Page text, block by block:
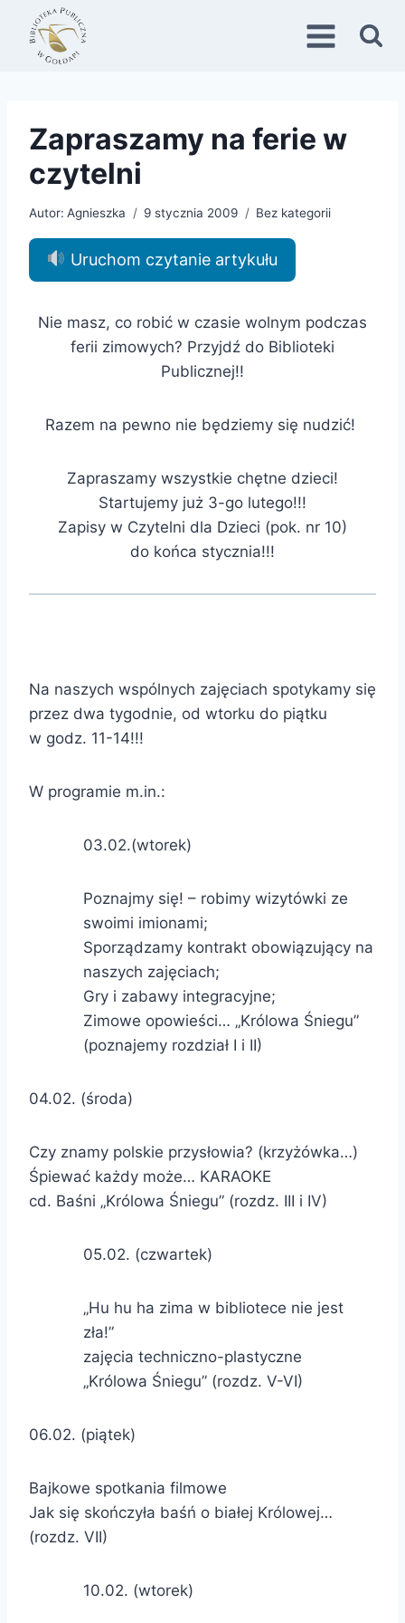
Przejdź
treści
Zapraszamy na ferie w
czytelni
Autor: Agnieszka 9 stycznia 2009 Bez kategorii
Uruchom czytanie artykułu
Nie masz, co robić w czasie wolnym podczas
ferii zimowych? Przyjdź do Biblioteki
Publicznej!!
Razem na pewno nie będziemy się nudzić!
Zapraszamy wszystkie chętne dzieci!
Startujemy już 3-go lutego!!!
Zapisy w Czytelni dla Dzieci (pok. nr 10)
do końca stycznia!!!
Na naszych wspólnych zajęciach spotykamy się
przez dwa tygodnie, od wtorku do piątku
w godz. 11-14!!!
W programie m.in.:
03.02.(wtorek)
Poznajmy się! – robimy wizytówki ze
swoimi imionami;
Sporządzamy kontrakt obowiązujący na
naszych zajęciach;
Gry i zabawy integracyjne;
Zimowe opowieści… „Królowa Śniegu”
(poznajemy rozdział I i II)
04.02. (środa)
Czy znamy polskie przysłowia? (krzyżówka…)
Śpiewać każdy może… KARAOKE
cd. Baśni „Królowa Śniegu” (rozdz. III i IV)
05.02. (czwartek)
„Hu hu ha zima w bibliotece nie jest
zła!”
zajęcia techniczno-plastyczne
„Królowa Śniegu” (rozdz. V-VI)
06.02. (piątek)
Bajkowe spotkania filmowe
Jak się skończyła baśń o białej Królowej…
(rozdz. VII)
10.02. (wtorek)